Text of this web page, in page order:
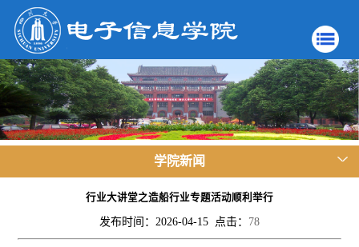
学院新闻
行业大讲堂之造船行业专题活动顺利举行
发布时间：2026-04-15 点击： 78